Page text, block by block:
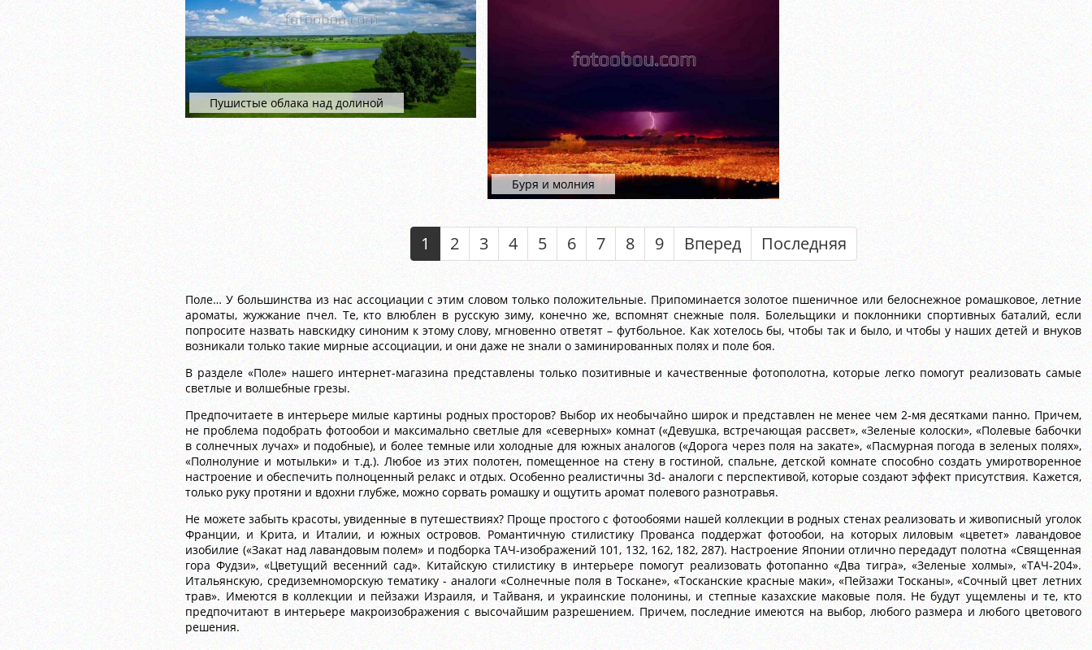
Пушистые облака над долиной
Буря и молния
1 2 3 4 5 6 7 8 9 Вперед Последняя
Поле… У большинства из нас ассоциации с этим словом только положительные. Припоминается золотое пшеничное или белоснежное ромашковое, летние
ароматы, жужжание пчел. Те, кто влюблен в русскую зиму, конечно же, вспомнят снежные поля. Болельщики и поклонники спортивных баталий, если
попросите назвать навскидку синоним к этому слову, мгновенно ответят – футбольное. Как хотелось бы, чтобы так и было, и чтобы у наших детей и внуков
возникали только такие мирные ассоциации, и они даже не знали о заминированных полях и поле боя.
В разделе «Поле» нашего интернет-магазина представлены только позитивные и качественные фотополотна, которые легко помогут реализовать самые
светлые и волшебные грезы.
Предпочитаете в интерьере милые картины родных просторов? Выбор их необычайно широк и представлен не менее чем 2-мя десятками панно. Причем,
не проблема подобрать фотообои и максимально светлые для «северных» комнат («Девушка, встречающая рассвет», «Зеленые колоски», «Полевые бабочки
в солнечных лучах» и подобные), и более темные или холодные для южных аналогов («Дорога через поля на закате», «Пасмурная погода в зеленых полях»,
«Полнолуние и мотыльки» и т.д.). Любое из этих полотен, помещенное на стену в гостиной, спальне, детской комнате способно создать умиротворенное
настроение и обеспечить полноценный релакс и отдых. Особенно реалистичны 3d- аналоги с перспективой, которые создают эффект присутствия. Кажется,
только руку протяни и вдохни глубже, можно сорвать ромашку и ощутить аромат полевого разнотравья.
Не можете забыть красоты, увиденные в путешествиях? Проще простого с фотообоями нашей коллекции в родных стенах реализовать и живописный уголок
Франции, и Крита, и Италии, и южных островов. Романтичную стилистику Прованса поддержат фотообои, на которых лиловым «цветет» лавандовое
изобилие («Закат над лавандовым полем» и подборка ТАЧ-изображений 101, 132, 162, 182, 287). Настроение Японии отлично передадут полотна «Священная
гора Фудзи», «Цветущий весенний сад». Китайскую стилистику в интерьере помогут реализовать фотопанно «Два тигра», «Зеленые холмы», «ТАЧ-204».
Итальянскую, средиземноморскую тематику - аналоги «Солнечные поля в Тоскане», «Тосканские красные маки», «Пейзажи Тосканы», «Сочный цвет летних
трав». Имеются в коллекции и пейзажи Израиля, и Тайваня, и украинские полонины, и степные казахские маковые поля. Не будут ущемлены и те, кто
предпочитают в интерьере макроизображения с высочайшим разрешением. Причем, последние имеются на выбор, любого размера и любого цветового
решения.